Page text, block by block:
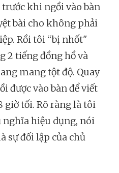
khi ngồi vào bàn
bài cho không phải
Rồi tôi “bị nhốt"
2 tiếng đồng hồ và
mang tột độ. Quay
được vào bàn để viết
giờ tối. Rõ ràng là tôi
hiệu dụng, nói
sự đối lập của chủ